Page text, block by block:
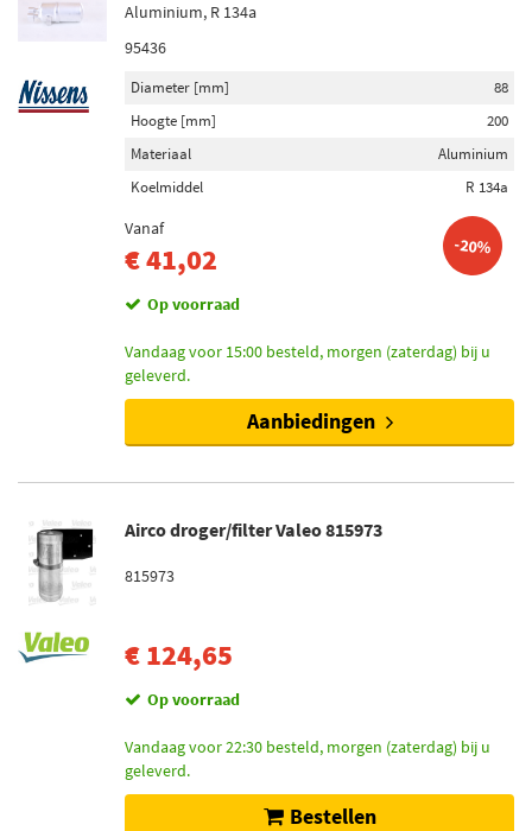
Aluminium, R 134a
95436
Diameter [mm]
88
Hoogte [mm]
200
Materiaal
Aluminium
Koelmiddel
R 134a
Vanaf
€ 41,02 -20%
Op voorraad
Vandaag voor 15:00 besteld, morgen (zaterdag) bij u
geleverd.
Aanbiedingen
Airco droger/filter Valeo 815973
815973
€ 124,65
Op voorraad
Vandaag voor 22:30 besteld, morgen (zaterdag) bij u
geleverd.
Bestellen